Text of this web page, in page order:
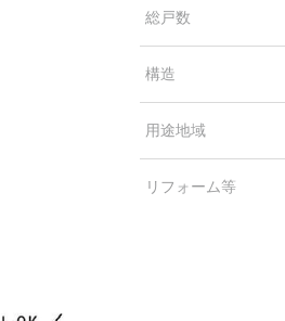
総戸数
構造
用途地域
リフォーム等